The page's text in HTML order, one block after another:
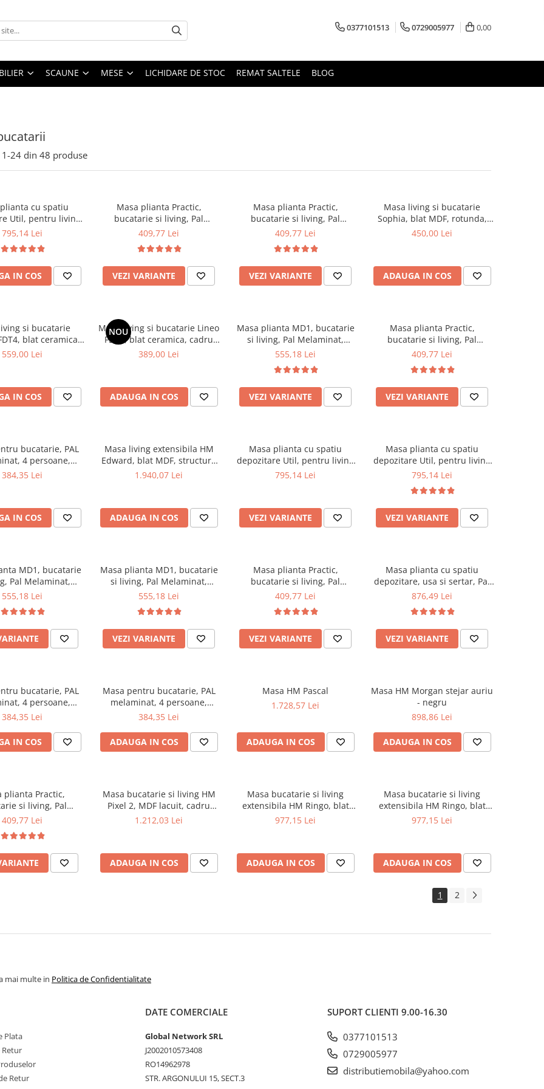
0377101513 0729005977 0,00
SCAUNE MESE LICHIDARE DE STOC REMAT SALTELE BLOG
1-24 din 48 produse
cu spatiu
Util, pentru living
PAL, structura
160x96x80 cm, fag
795,14 Lei
IN COS
Masa plianta Practic,
bucatarie si living, Pal
Melaminat, insertii lemn
rotunjite, 120x74x75 cm,
wenge
409,77 Lei
VEZI VARIANTE
Masa plianta Practic,
bucatarie si living, Pal
Melaminat, insertii lemn
rotunjite, 120x74x75 cm, nuc
409,77 Lei
VEZI VARIANTE
Masa living si bucatarie
Sophia, blat MDF, rotunda,
structura lemn masiv, 4
450,00 Lei
ADAUGA IN COS
si bucatarie
blat ceramica,
6 persoane,
559,00 Lei
IN COS
NOU
Masa living si bucatarie Lineo
FDT1, blat ceramica, cadru
metalic, 6 persoane,
389,00 Lei
ADAUGA IN COS
Masa plianta MD1, bucatarie
si living, Pal Melaminat,
colturi rotunjite, 6 persoane,
555,18 Lei
VEZI VARIANTE
Masa plianta Practic,
bucatarie si living, Pal
Melaminat, insertii lemn
rotunjite, 120x74x75 cm,
stejar sonoma
409,77 Lei
VEZI VARIANTE
bucatarie, PAL
4 persoane,
cm, stejar
384,35 Lei
IN COS
Masa living extensibila HM
Edward, blat MDF, structura
metalica, ovala, 6 persoane,
1.940,07 Lei
ADAUGA IN COS
Masa plianta cu spatiu
depozitare Util, pentru living
si bucatarie, PAL, structura
795,14 Lei
VEZI VARIANTE
Masa plianta cu spatiu
depozitare Util, pentru living
si bucatarie, PAL, structura
persoane, 160x96x80 cm,
wenge
795,14 Lei
VEZI VARIANTE
MD1, bucatarie
Pal Melaminat,
6 persoane,
555,18 Lei
Masa plianta MD1, bucatarie
si living, Pal Melaminat,
colturi rotunjite, 6 persoane,
555,18 Lei
VEZI VARIANTE
Masa plianta Practic,
bucatarie si living, Pal
Melaminat, insertii lemn
rotunjite, 120x74x75 cm, cires
409,77 Lei
VEZI VARIANTE
Masa plianta cu spatiu
depozitare, usa si sertar, Pal
Melaminat, structura lemn
160x96x80 cm, cires
876,49 Lei
VEZI VARIANTE
bucatarie, PAL
4 persoane,
cm, cires
384,35 Lei
IN COS
Masa pentru bucatarie, PAL
melaminat, 4 persoane,
100x60x73 cm, wenge
384,35 Lei
ADAUGA IN COS
Masa HM Pascal
1.728,57 Lei
ADAUGA IN COS
Masa HM Morgan stejar auriu
- negru
898,86 Lei
ADAUGA IN COS
plianta Practic,
si living, Pal
insertii lemn
120x74x75 cm,
sonoma
409,77 Lei
Masa bucatarie si living HM
Pixel 2, MDF lacuit, cadru
metalic, 120x76 cm, 4
1.212,03 Lei
ADAUGA IN COS
Masa bucatarie si living
extensibila HM Ringo, blat
MDF, 6 persoane, 102-
977,15 Lei
ADAUGA IN COS
Masa bucatarie si living
extensibila HM Ringo, blat
MDF, 6 persoane, 102-
977,15 Lei
ADAUGA IN COS
1 2
mai multe in Politica de Confidentialitate
Plata
Retur
Retur
DATE COMERCIALE
Global Network SRL
J2002010573408
RO14962978
STR. ARGONULUI 15, SECT.3
SUPORT CLIENTI 9.00-16.30
0377101513
0729005977
distributiemobila@yahoo.com